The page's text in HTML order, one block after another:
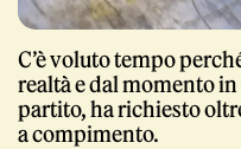
C’è voluto tempo
realtà e dal momento
partito, ha richiesto
a compimento.